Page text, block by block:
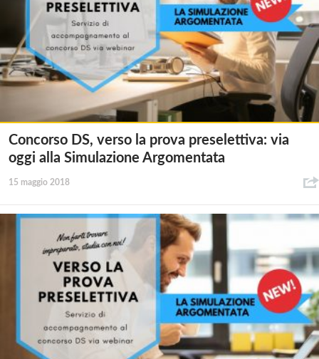
Concorso DS, verso la prova preselettiva: via
oggi alla Simulazione Argomentata
15 maggio 2018